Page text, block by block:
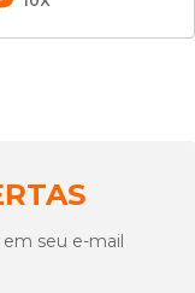
em seu e-mail